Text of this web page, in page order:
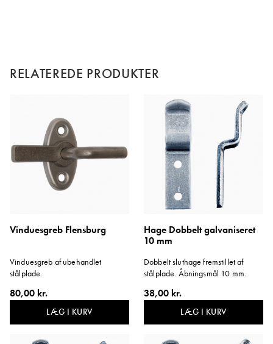
RELATEREDE PRODUKTER
Vinduesgreb Flensburg
Vinduesgreb af ubehandlet
stålplade.
80,00 kr.
LÆG I KURV
Hage Dobbelt galvaniseret
10 mm
Dobbelt sluthage fremstillet af
stålplade. Åbningsmål 10 mm.
38,00 kr.
LÆG I KURV